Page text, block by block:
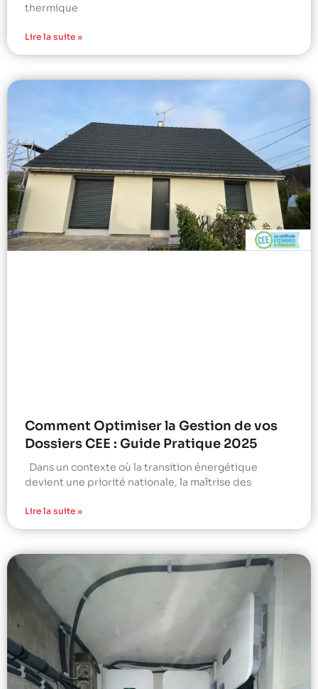
thermique
Lire la suite »
Comment Optimiser la Gestion de vos
Dossiers CEE : Guide Pratique 2025
Dans un contexte où la transition énergétique
devient une priorité nationale, la maîtrise des
Lire la suite »